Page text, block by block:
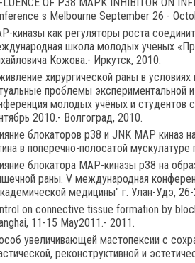
s Melbourne September 26 -
киназы как регуляторы роста
школа молодых ученых
Кожова.- Иркутск, 2010.
хирургической раны в
проблемы экспериментальной
молодых учёных и
2010.- Волгоград, 2010.
блокаторов p38 и JNK МАР киназ
в поперечно-полосатой
блокатора МАР-киназы р38 на
раны. V международная
медицины" г. Улан-Удэ,
on connective tissue formation by
11-15 May2011.- 2011.
увеличивающей мастопексии с
реконструктивной и